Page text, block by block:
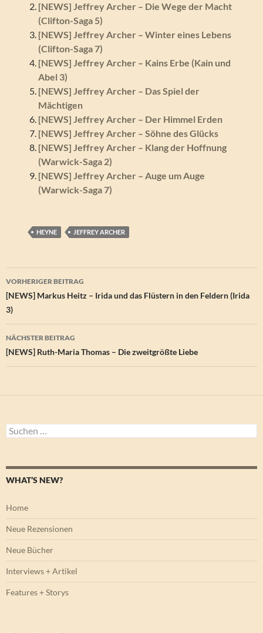
[NEWS] Jeffrey Archer – Die Wege der Macht
(Clifton-Saga 5)
[NEWS] Jeffrey Archer – Winter eines Lebens
(Clifton-Saga 7)
[NEWS] Jeffrey Archer – Kains Erbe (Kain und
Abel 3)
[NEWS] Jeffrey Archer – Das Spiel der
Mächtigen
[NEWS] Jeffrey Archer – Der Himmel Erden
[NEWS] Jeffrey Archer – Söhne des Glücks
[NEWS] Jeffrey Archer – Klang der Hoffnung
(Warwick-Saga 2)
[NEWS] Jeffrey Archer – Auge um Auge
(Warwick-Saga 7)
HEYNE JEFFREY ARCHER
Beitragsnavigation
VORHERIGER BEITRAG
[NEWS] Markus Heitz – Irida und das Flüstern in den Feldern (Irida
3)
NÄCHSTER BEITRAG
[NEWS] Ruth-Maria Thomas – Die zweitgrößte Liebe
Suchen
nach:
WHAT’S NEW?
Home
Neue Rezensionen
Neue Bücher
Interviews + Artikel
Features + Storys